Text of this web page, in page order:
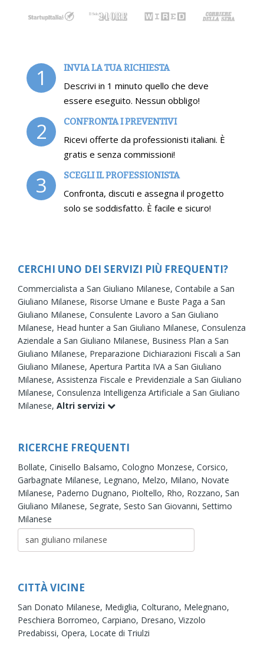
1 INVIA LA TUA RICHIESTA
Descrivi in 1 minuto quello che deve
essere eseguito. Nessun obbligo!
2 CONFRONTA I PREVENTIVI
Ricevi offerte da professionisti italiani. È
gratis e senza commissioni!
3 SCEGLI IL PROFESSIONISTA
Confronta, discuti e assegna il progetto
solo se soddisfatto. È facile e sicuro!
CERCHI UNO DEI SERVIZI PIÙ FREQUENTI?
Commercialista a San Giuliano Milanese, Contabile a San
Giuliano Milanese, Risorse Umane e Buste Paga a San
Giuliano Milanese, Consulente Lavoro a San Giuliano
Milanese, Head hunter a San Giuliano Milanese, Consulenza
Aziendale a San Giuliano Milanese, Business Plan a San
Giuliano Milanese, Preparazione Dichiarazioni Fiscali a San
Giuliano Milanese, Apertura Partita IVA a San Giuliano
Milanese, Assistenza Fiscale e Previdenziale a San Giuliano
Milanese, Consulenza Intelligenza Artificiale a San Giuliano
Milanese, Altri servizi
RICERCHE FREQUENTI
Bollate, Cinisello Balsamo, Cologno Monzese, Corsico,
Garbagnate Milanese, Legnano, Melzo, Milano, Novate
Milanese, Paderno Dugnano, Pioltello, Rho, Rozzano, San
Giuliano Milanese, Segrate, Sesto San Giovanni, Settimo
Milanese
CITTÀ VICINE
San Donato Milanese, Mediglia, Colturano, Melegnano,
Peschiera Borromeo, Carpiano, Dresano, Vizzolo
Predabissi, Opera, Locate di Triulzi